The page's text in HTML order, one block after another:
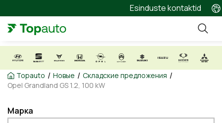
Esinduste kontaktid
Topauto / Новые / Складские предложения /
Opel Grandland GS 1.2, 100 kW
Марка